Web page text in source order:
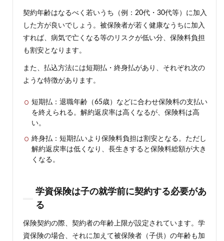
貯蓄
型生
険の
よく
質問
9.1
保険
やが
貯蓄
型は
あ
学資
保険
に加
入で
きな
かっ
契約年齢はなるべく若いうち（例：20代・30代等）に加入
した方が良いでしょう。被保険者が若く健康なうちに加入
すれば、病気で亡くなる等のリスクが低い分、保険料負担
も割安となります。
また、払込方法には短期払・終身払があり、それぞれ次の
ような特徴があります。
短期払：退職年齢（65歳）などに合わせ保険料の支払い
を終えられる。解約返戻率は高くなるが、保険料は高
い。
終身払：短期払いより保険料負担は割安となる。ただし
解約返戻率は低くなり、長生きすると保険料総額が大き
くなる。
学資保険は子の就学前に契約する必要があ
る
保険契約の際、契約者の年齢上限が設定されています。学
資保険の場合、それに加えて被保険者（子供）の年齢も加